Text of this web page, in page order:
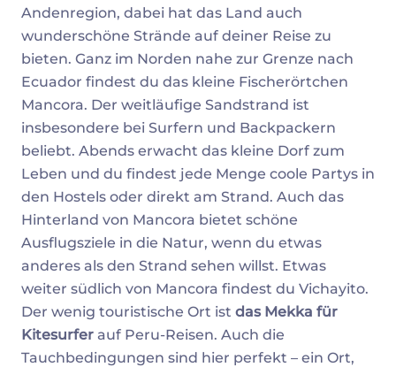
Andenregion, dabei hat das Land auch
wunderschöne Strände auf deiner Reise zu
bieten. Ganz im Norden nahe zur Grenze nach
Ecuador findest du das kleine Fischerörtchen
Mancora. Der weitläufige Sandstrand ist
insbesondere bei Surfern und Backpackern
beliebt. Abends erwacht das kleine Dorf zum
Leben und du findest jede Menge coole Partys in
den Hostels oder direkt am Strand. Auch das
Hinterland von Mancora bietet schöne
Ausflugsziele in die Natur, wenn du etwas
anderes als den Strand sehen willst. Etwas
weiter südlich von Mancora findest du Vichayito.
Der wenig touristische Ort ist das Mekka für
Kitesurfer auf Peru-Reisen. Auch die
Tauchbedingungen sind hier perfekt – ein Ort,